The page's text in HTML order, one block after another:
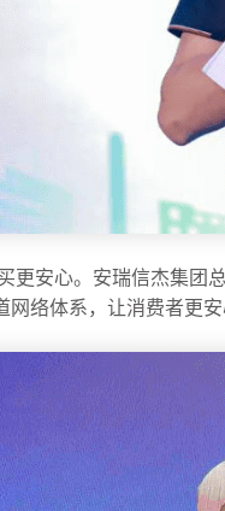
更安心。安瑞信杰集
络体系，让消费者更